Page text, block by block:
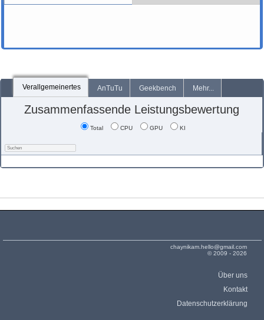
Verallgemeinertes AnTuTu Geekbench Mehr...
Zusammenfassende Leistungsbewertung
Total CPU GPU KI
chaynikam.hello@gmail.com
© 2009 - 2026
Über uns
Kontakt
Datenschutzerklärung